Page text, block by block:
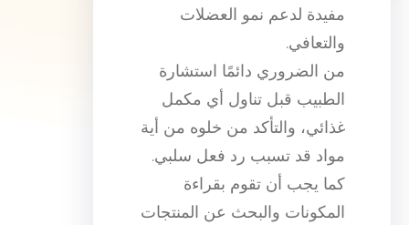
مفيدة لدعم نمو العضلات
والتعافي.
من الضروري دائمًا استشارة
الطبيب قبل تناول أي مكمل
غذائي، والتأكد من خلوه من أية
مواد قد تسبب رد فعل سلبي.
كما يجب أن تقوم بقراءة
المكونات والبحث عن المنتجات